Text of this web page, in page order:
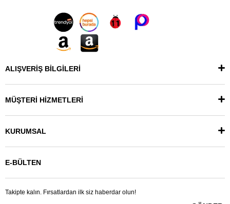
ALIŞVERİŞ BİLGİLERİ
MÜŞTERİ HİZMETLERİ
KURUMSAL
E-BÜLTEN
Takipte kalın. Fırsatlardan ilk siz haberdar olun!